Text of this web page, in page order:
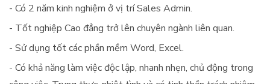
- Có 2 năm kinh nghiệm ở vị trí Sales Admin.
- Tốt nghiệp Cao đẳng trở lên chuyên ngành liên quan.
- Sử dụng tốt các phần mềm Word, Excel.
- Có khả năng làm việc độc lập, nhanh nhẹn, chủ động trong